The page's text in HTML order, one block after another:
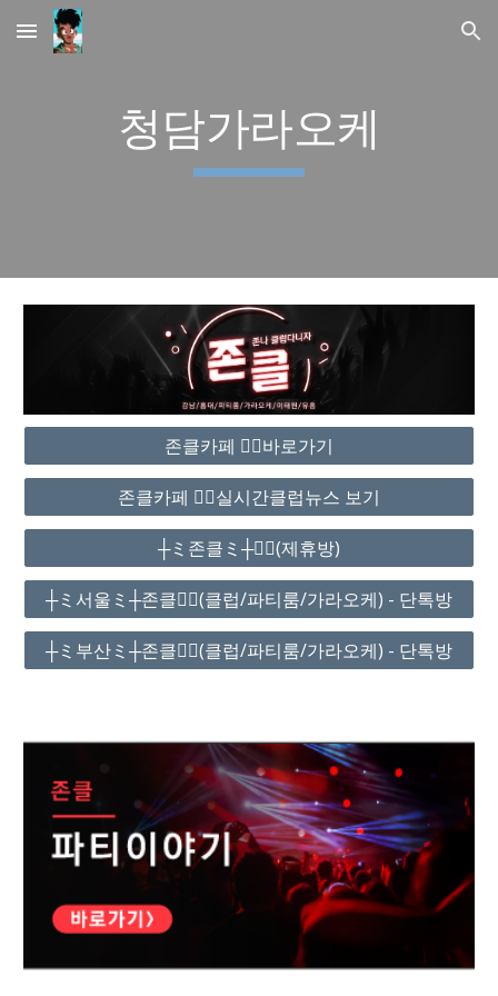
Skip to main content Skip to navigation
청담가라오케
존클카페 ❤️‍🔥바로가기
존클카페 ❤️‍🔥실시간클럽뉴스 보기
┼ミ존클ミ┼❤️‍🔥(제휴방)
┼ミ서울ミ┼존클❤️‍🔥(클럽/파티룸/가라오케) - 단톡방
┼ミ부산ミ┼존클❤️‍🔥(클럽/파티룸/가라오케) - 단톡방